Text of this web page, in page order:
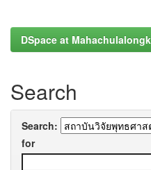
DSpace at
Search
Search:
for